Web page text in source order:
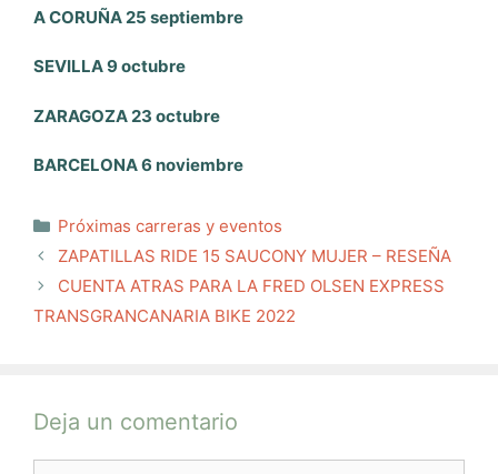
A CORUÑA 25 septiembre
SEVILLA 9 octubre
ZARAGOZA 23 octubre
BARCELONA 6 noviembre
Categorías
Próximas carreras y eventos
ZAPATILLAS RIDE 15 SAUCONY MUJER – RESEÑA
CUENTA ATRAS PARA LA FRED OLSEN EXPRESS
TRANSGRANCANARIA BIKE 2022
Deja un comentario